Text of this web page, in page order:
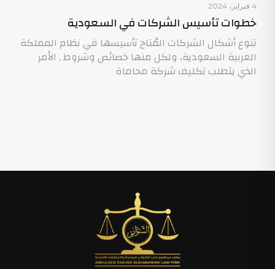
4 فبراير، 2024
خطوات تأسيس الشركات في السعودية
تنوع أشكال الشركات المُتاح تأسيسها في نظام المملكة
العربية السعودية، ولكل منها خصائص وشروط , الأمر
الذي يتطلب تكليف شركة محاماة